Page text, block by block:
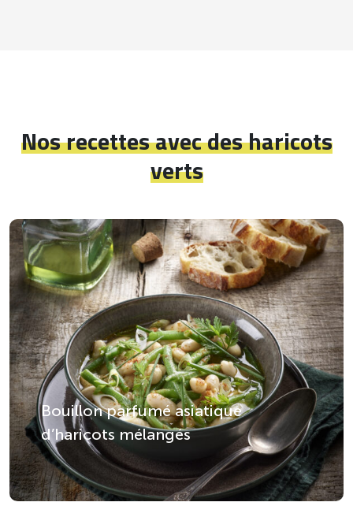
Nos recettes avec des haricots
verts
Bouillon parfumé asiatique
d’haricots mélangés